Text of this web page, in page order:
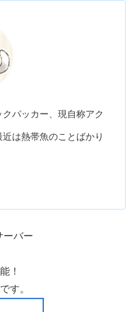
パッカー、現自称アク
は熱帯魚のことばかり
ーバー
！
す。